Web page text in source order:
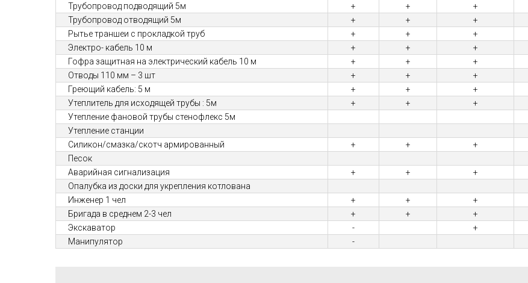
Трубопровод подводящий 5м
+ + +
Трубопровод отводящий 5м
+ + +
Рытье траншеи с прокладкой труб
+ + +
Электро- кабель 10 м
+ + +
Гофра защитная на электрический кабель 10 м
+ + +
Отводы 110 мм – 3 шт
+ + +
Греющий кабель: 5 м
+ + +
Утеплитель для исходящей трубы : 5м
+ + +
Утепление фановой трубы стенофлекс 5м
Утепление станции
Силикон/смазка/скотч армированный
+ + +
Песок
Аварийная сигнализация
+ + +
Опалубка из доски для укрепления котлована
Инженер 1 чел
+ + +
Бригада в среднем 2-3 чел
+ + +
Экскаватор
- +
Манипулятор
-